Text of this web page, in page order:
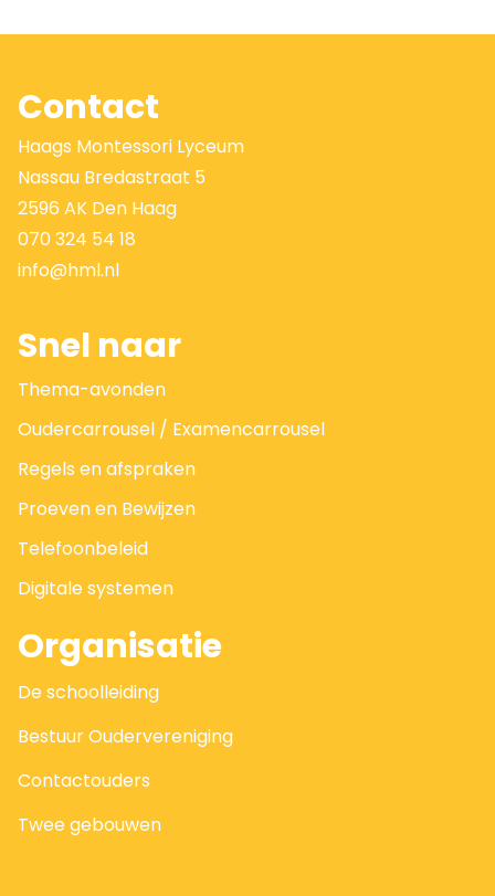
Contact
Haags Montessori Lyceum
Nassau Bredastraat 5
2596 AK Den Haag
070 324 54 18
info@hml.nl
Snel naar
Thema-avonden
Oudercarrousel / Examencarrousel
Regels en afspraken
Proeven en Bewijzen
Telefoonbeleid
Digitale systemen
Organisatie
De schoolleiding
Bestuur Oudervereniging
Contactouders
Twee gebouwen